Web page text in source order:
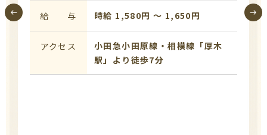
給 与 時給 1,580円 〜 1,650円
アクセス
小田急小田原線・相模線「厚木
駅」より徒歩7分